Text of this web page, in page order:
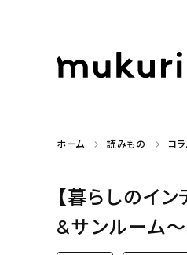
ホーム 読みもの コ
【暮らしのイ
&サンルーム